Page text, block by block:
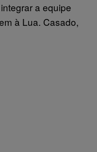
a equipe
à Lua. Casado,